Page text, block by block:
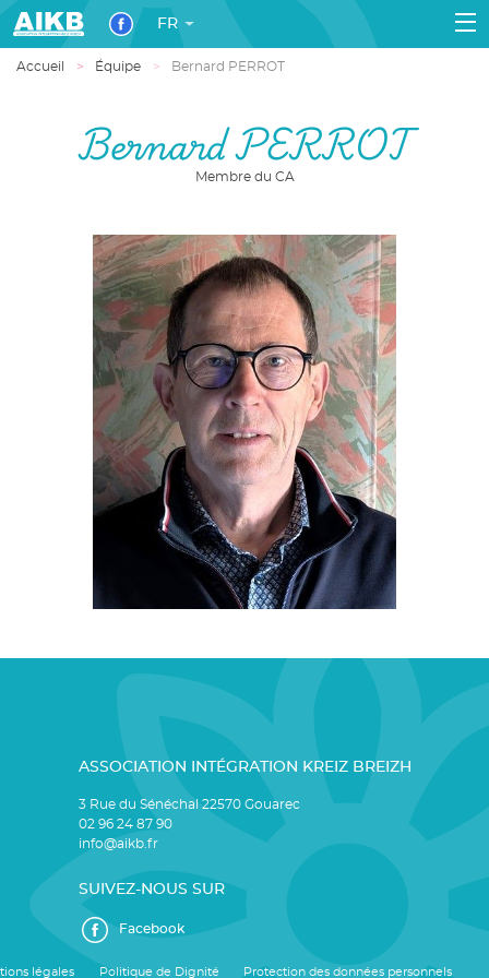
FR
Accueil Équipe Bernard PERROT
Bernard PERROT
Membre du CA
ASSOCIATION INTÉGRATION KREIZ BREIZH
3 Rue du Sénéchal 22570 Gouarec
02 96 24 87 90
info@aikb.fr
SUIVEZ-NOUS SUR
Facebook
légales Politique de Dignité Protection des données personnels